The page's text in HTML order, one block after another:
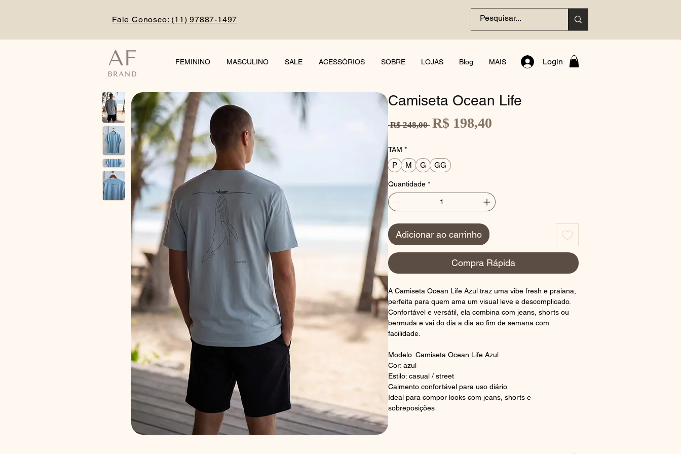
Fale Conosco: (11) 97887-1497
FEMININO MASCULINO SALE ACESSÓRIOS SOBRE LOJAS Blog MAIS Login
Camiseta Ocean Life
R$ 248,00 Preço
R$ 198,40
TAM *
P M G GG
Quantidade *
Adicionar ao carrinho
Compra Rápida
A Camiseta Ocean Life Azul traz uma vibe fresh e praiana,
perfeita para quem ama um visual leve e descomplicado.
Confortável e versátil, ela combina com jeans, shorts ou
bermuda e vai do dia a dia ao fim de semana com
facilidade.
Modelo: Camiseta Ocean Life Azul
Cor: azul
Estilo: casual / street
Caimento confortável para uso diário
Ideal para compor looks com jeans, shorts e
sobreposições